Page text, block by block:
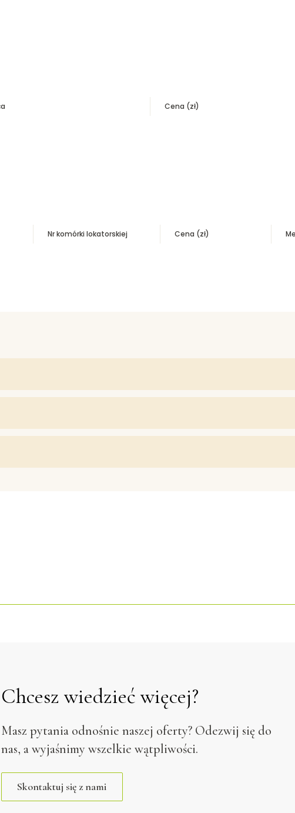
Cena (zł)
Nr komórki lokatorskiej Cena (zł)
Chcesz wiedzieć więcej?
Masz pytania odnośnie naszej oferty? Odezwij się do
nas, a wyjaśnimy wszelkie wątpliwości.
Skontaktuj się z nami